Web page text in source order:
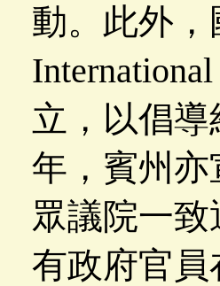
動。此外，
立，以倡
年，賓州
眾議院一
有政府官員